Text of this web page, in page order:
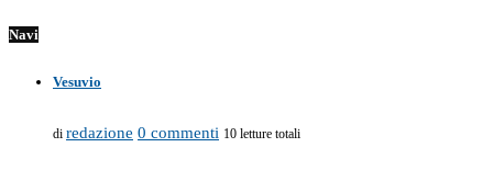
Navi
Vesuvio
di redazione 0 commenti 10 letture totali